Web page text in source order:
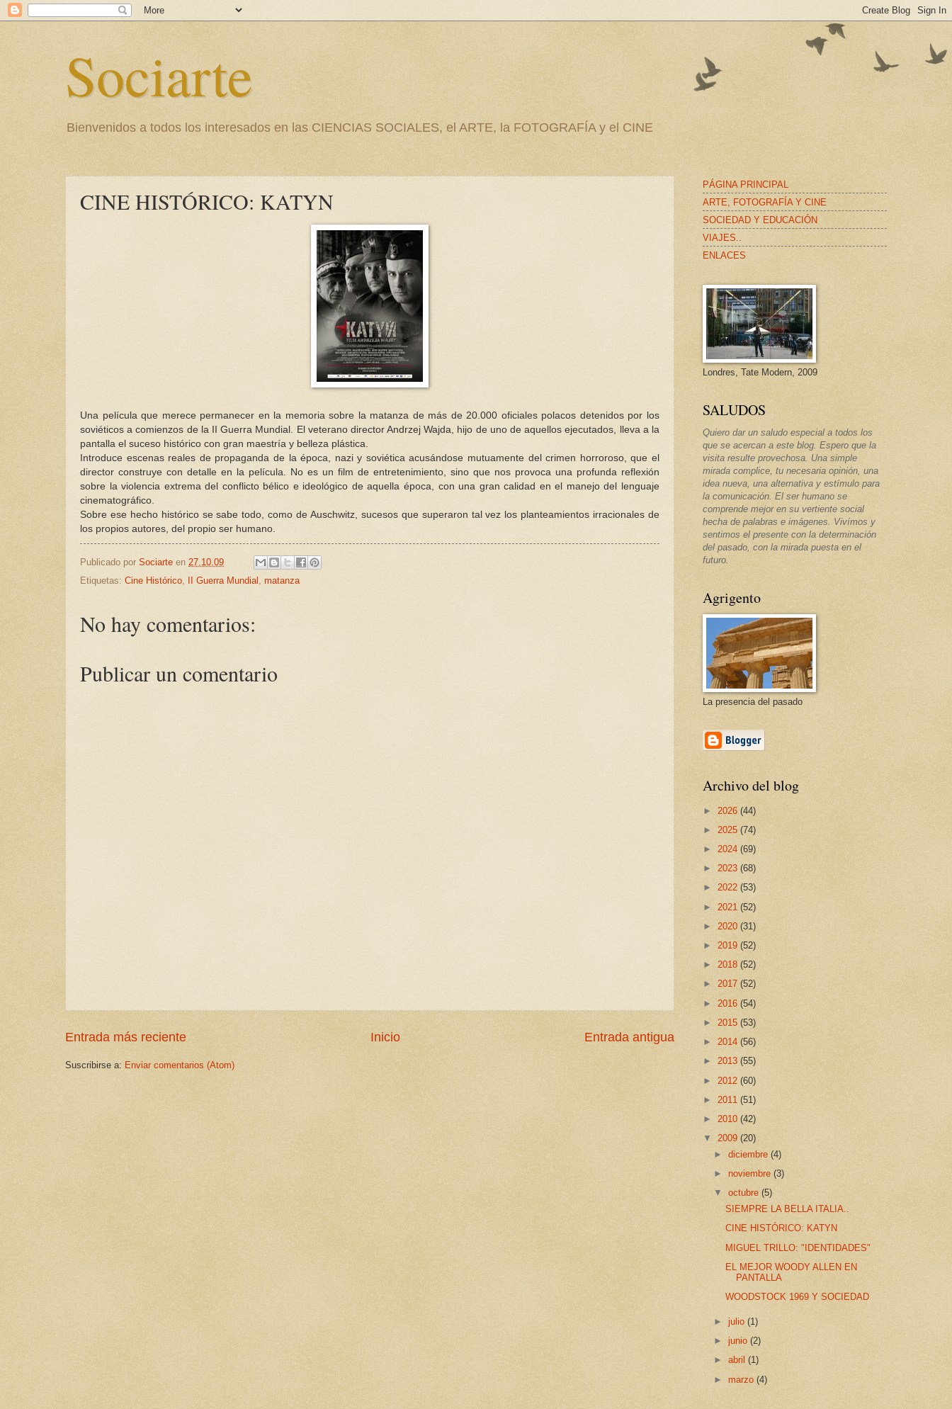
Sociarte
Bienvenidos a todos los interesados en las CIENCIAS SOCIALES, el ARTE, la FOTOGRAFÍA y el CINE
CINE HISTÓRICO: KATYN
Una película que merece permanecer en la memoria sobre la matanza de más de 20.000 oficiales polacos detenidos por los
soviéticos a comienzos de la II Guerra Mundial. El veterano director Andrzej Wajda, hijo de uno de aquellos ejecutados, lleva a la
pantalla el suceso histórico con gran maestría y belleza plástica.
Introduce escenas reales de propaganda de la época, nazi y soviética acusándose mutuamente del crimen horroroso, que el
director construye con detalle en la película. No es un film de entretenimiento, sino que nos provoca una profunda reflexión
sobre la violencia extrema del conflicto bélico e ideológico de aquella época, con una gran calidad en el manejo del lenguaje
cinematográfico.
Sobre ese hecho histórico se sabe todo, como de Auschwitz, sucesos que superaron tal vez los planteamientos irracionales de
los propios autores, del propio ser humano.
Publicado por Sociarte en 27.10.09
Etiquetas: Cine Histórico, II Guerra Mundial , matanza
No hay comentarios:
Publicar un comentario
Entrada más reciente Entrada antigua
Inicio
Suscribirse a: Enviar comentarios (Atom)
PÁGINA PRINCIPAL
ARTE, FOTOGRAFÍA Y CINE
SOCIEDAD Y EDUCACIÓN
VIAJES..
ENLACES
Londres, Tate Modern, 2009
SALUDOS
Quiero dar un saludo especial a todos los
que se acercan a este blog. Espero que la
visita resulte provechosa. Una simple
mirada complice, tu necesaria opinión, una
idea nueva, una alternativa y estímulo para
la comunicación. El ser humano se
comprende mejor en su vertiente social
hecha de palabras e imágenes. Vivímos y
sentimos el presente con la determinación
del pasado, con la mirada puesta en el
futuro.
Agrigento
La presencia del pasado
Archivo del blog
► 2026 (44)
► 2025 (74)
► 2024 (69)
► 2023 (68)
► 2022 (53)
► 2021 (52)
► 2020 (31)
► 2019 (52)
► 2018 (52)
► 2017 (52)
► 2016 (54)
► 2015 (53)
► 2014 (56)
► 2013 (55)
► 2012 (60)
► 2011 (51)
► 2010 (42)
▼ 2009 (20)
►diciembre(4)
►noviembre(3)
▼octubre(5)
SIEMPRE LA BELLA ITALIA..
CINE HISTÓRICO: KATYN
MIGUEL TRILLO: "IDENTIDADES"
EL MEJOR WOODY ALLEN EN
PANTALLA
WOODSTOCK 1969 Y SOCIEDAD
► julio(1)
►junio(2)
►abril(1)
►marzo(4)